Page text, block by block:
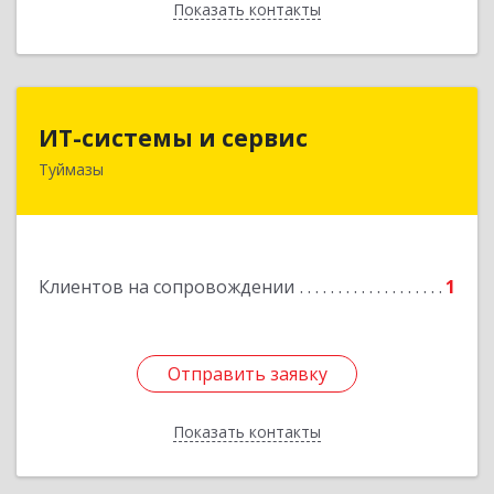
Показать контакты
Назад
ИТ-системы и сервис
Туймазы
Клиентов на сопровождении 1
Отправить заявку
Показать контакты
Подробнее
Отправить заявку
Назад